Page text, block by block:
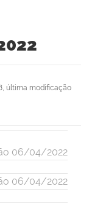
última modificação
06/04/2022
06/04/2022